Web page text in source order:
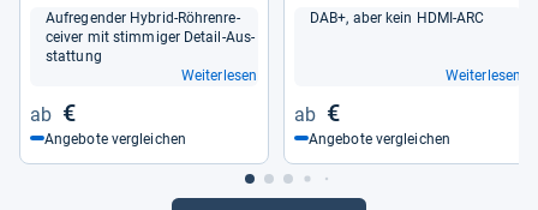
Auf­re­gen­der Hybrid-​Röh­ren­re­
cei­ver mit stim­mi­ger Detail-​Aus­
stat­tung
Weiterlesen
€
Angebote vergleichen
DAB+, aber kein HDMI-​ARC
Weiterlesen
€
Angebote vergleichen